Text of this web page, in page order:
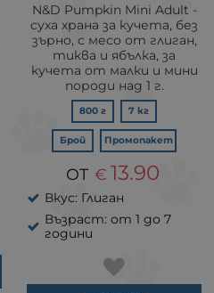
N&D Pumpkin Mini Adult -
суха храна за кучета, без
зърно, с месо от глиган,
тиква и ябълка, за
кучета от малки и мини
породи над 1 г.
800 г 7 кг
Брой Промопакет
13.90
€
Вкус: Глиган
Възраст: от 1 до 7
години